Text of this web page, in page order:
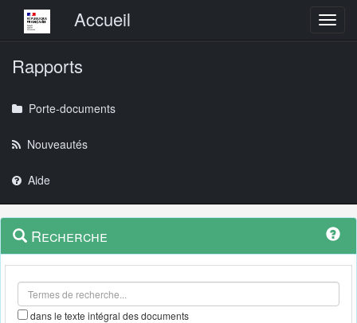
Menu principalAccueil
Rapports
Porte-documents
Nouveautés
Aide
Navigation
outils
Menu
contextuel
Recherche
dans le texte intégral des documents